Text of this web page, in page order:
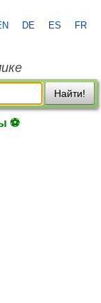
DE ES FR
Найти!
⚽